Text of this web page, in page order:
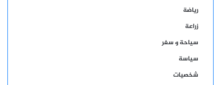
رياضة
زراعة
سياحة و سفر
سياسة
شخصيات